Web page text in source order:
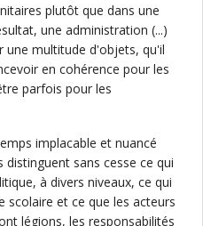
plutôt que dans une
une administration (...)
une multitude d'objets, qu'il
en cohérence pour les
parfois pour les
implacable et nuancé
sans cesse ce qui
à divers niveaux, ce qui
scolaire et ce que les acteurs
légions, les responsabilités